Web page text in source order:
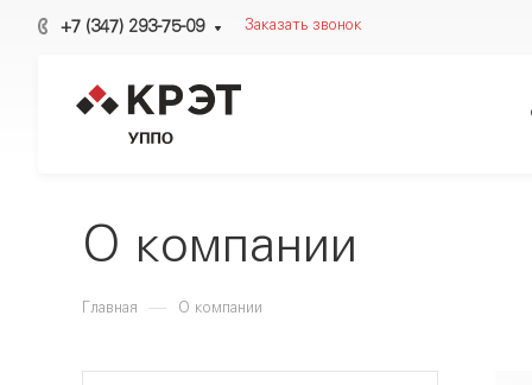
+7 (347) 293-75-09 Заказать звонок
О компании
Главная — О компании